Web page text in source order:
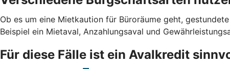
Ob es um eine Mietkaution für Büroräume geht,
Beispiel ein Mietaval, Anzahlungsaval und
Für diese Fälle ist ein Avalkredit